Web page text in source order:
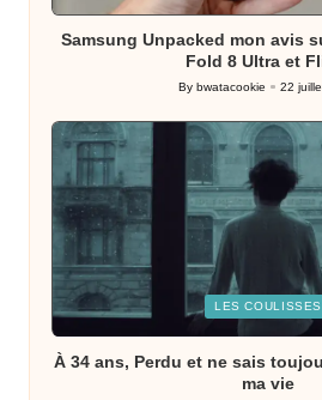
Samsung Unpacked mon avis
Fold 8 Ultra et
Posted
By bwatacookie 22
Posted
LES COULISSES
À 34 ans, Perdu et ne sais
ma vie